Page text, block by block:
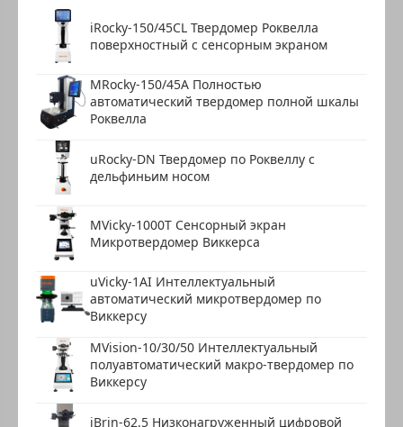
iRocky-150/45CL Твердомер Роквелла
поверхностный с сенсорным экраном
MRocky-150/45A Полностью
автоматический твердомер полной шкалы
Роквелла
uRocky-DN Твердомер по Роквеллу с
дельфиньим носом
MVicky-1000T Сенсорный экран
Микротвердомер Виккерса
uVicky-1AI Интеллектуальный
автоматический микротвердомер по
Виккерсу
MVision-10/30/50 Интеллектуальный
полуавтоматический макро-твердомер по
Виккерсу
iBrin-62.5 Низконагруженный цифровой